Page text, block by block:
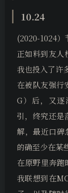
10.24
(2020-1024）
正如料到友人
我也投入了许
在被队友强行
G）后，又
引，终究还是
解，最近口碑
的确至少在某
在原野里奔
我联想到在